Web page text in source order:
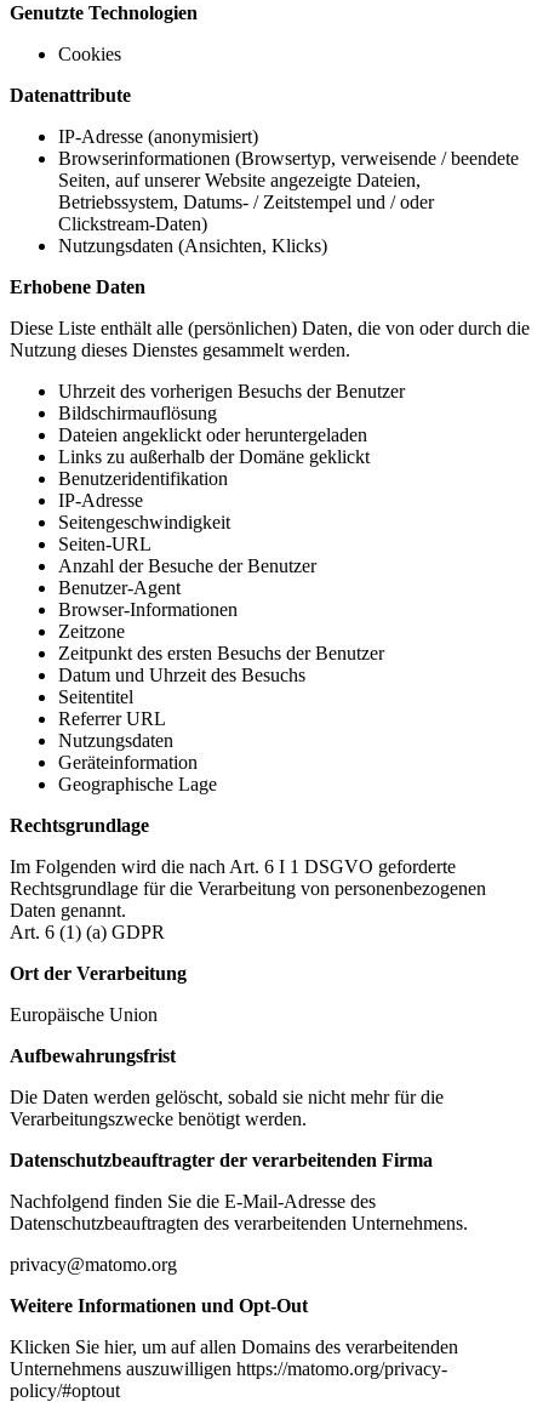
Genutzte Technologien
Cookies
Datenattribute
IP-Adresse (anonymisiert)
Browserinformationen (Browsertyp, verweisende / beendete
Seiten, auf unserer Website angezeigte Dateien,
Betriebssystem, Datums- / Zeitstempel und / oder
Clickstream-Daten)
Nutzungsdaten (Ansichten, Klicks)
Erhobene Daten
Diese Liste enthält alle (persönlichen) Daten, die von oder durch die
Nutzung dieses Dienstes gesammelt werden.
Uhrzeit des vorherigen Besuchs der Benutzer
Bildschirmauflösung
Dateien angeklickt oder heruntergeladen
Links zu außerhalb der Domäne geklickt
Benutzeridentifikation
IP-Adresse
Seitengeschwindigkeit
Seiten-URL
Anzahl der Besuche der Benutzer
Benutzer-Agent
Browser-Informationen
Zeitzone
Zeitpunkt des ersten Besuchs der Benutzer
Datum und Uhrzeit des Besuchs
Seitentitel
Referrer URL
Nutzungsdaten
Geräteinformation
Geographische Lage
Rechtsgrundlage
Im Folgenden wird die nach Art. 6 I 1 DSGVO geforderte
Rechtsgrundlage für die Verarbeitung von personenbezogenen
Daten genannt.
Art. 6 (1) (a) GDPR
Ort der Verarbeitung
Europäische Union
Aufbewahrungsfrist
Die Daten werden gelöscht, sobald sie nicht mehr für die
Verarbeitungszwecke benötigt werden.
Datenschutzbeauftragter der verarbeitenden Firma
Nachfolgend finden Sie die E-Mail-Adresse des
Datenschutzbeauftragten des verarbeitenden Unternehmens.
privacy@matomo.org
Weitere Informationen und Opt-Out
Klicken Sie hier, um auf allen Domains des verarbeitenden
Unternehmens auszuwilligen https://matomo.org/privacy-
policy/#optout